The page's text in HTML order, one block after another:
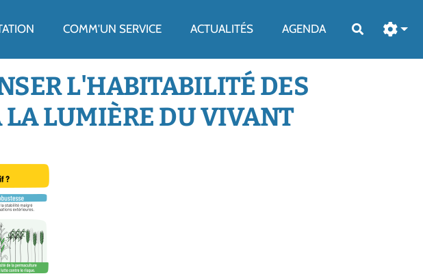
COMM'UN SERVICE ACTUALITÉS AGENDA Rechercher
L'HABITABILITÉ DES
LA LUMIÈRE DU VIVANT